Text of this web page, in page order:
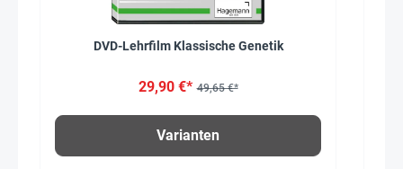
DVD-Lehrfilm Klassische Genetik
29,90 €* 49,65 €*
Varianten